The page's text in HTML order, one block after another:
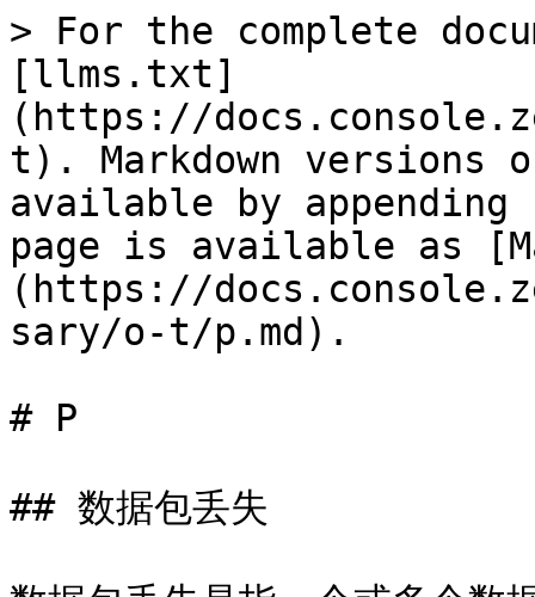
> For the complete
[llms.txt]
(https://
t). Markdown versions
available by
page is available as
(https://
sary/o-t/p.md).
# P
## 数据包丢失